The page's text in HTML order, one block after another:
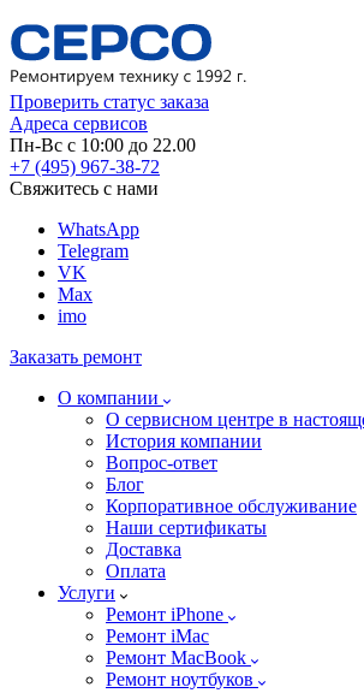
Проверить статус заказа
Адреса сервисов
Пн-Вс с 10:00 до 22.00
+7 (495) 967-38-72
Свяжитесь с нами
WhatsApp
Telegram
VK
Max
imo
Заказать ремонт
О компании
О сервисном центре в
История компании
Вопрос-ответ
Блог
Корпоративное обслуживание
Наши сертификаты
Доставка
Оплата
Услуги
Ремонт iPhone
Ремонт iMac
Ремонт MacBook
Ремонт ноутбуков